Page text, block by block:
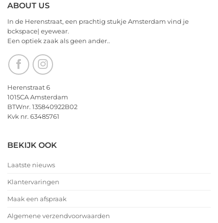
ABOUT US
In de Herenstraat, een prachtig stukje Amsterdam vind je
bckspace| eyewear.
Een optiek zaak als geen ander..
Herenstraat 6
1015CA Amsterdam
BTWnr. 135840922B02
Kvk nr. 63485761
BEKIJK OOK
Laatste nieuws
Klantervaringen
Maak een afspraak
Algemene verzendvoorwaarden